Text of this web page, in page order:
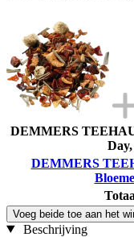
DEMMERS
DEMMERS
Voeg beide toe aan het
Beschrijving